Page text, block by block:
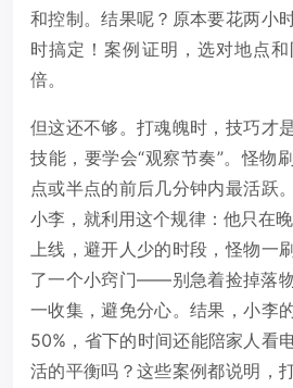
和控制。结果呢？原本要花两小
时搞定！案例证明，选对地点
倍。
但这还不够。打魂魄时，技巧才
技能，要学会“观察节奏”。怪物
点或半点的前后几分钟内最活跃
小李，就利用这个规律：他只在
上线，避开人少的时段，怪物一
了一个小窍门——别急着捡掉落
一收集，避免分心。结果，小李
50%，省下的时间还能陪家人看
活的平衡吗？这些案例都说明，